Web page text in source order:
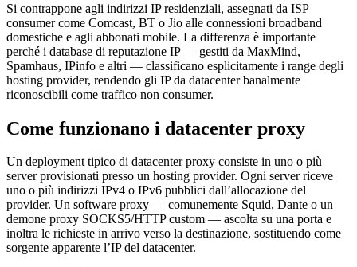
Si contrappone agli indirizzi IP residenziali, assegnati da ISP
consumer come Comcast, BT o Jio alle connessioni broadband
domestiche e agli abbonati mobile. La differenza è importante
perché i database di reputazione IP — gestiti da MaxMind,
Spamhaus, IPinfo e altri — classificano esplicitamente i range degli
hosting provider, rendendo gli IP da datacenter banalmente
riconoscibili come traffico non consumer.
Come funzionano i datacenter proxy
Un deployment tipico di datacenter proxy consiste in uno o più
server provisionati presso un hosting provider. Ogni server riceve
uno o più indirizzi IPv4 o IPv6 pubblici dall’allocazione del
provider. Un software proxy — comunemente Squid, Dante o un
demone proxy SOCKS5/HTTP custom — ascolta su una porta e
inoltra le richieste in arrivo verso la destinazione, sostituendo come
sorgente apparente l’IP del datacenter.